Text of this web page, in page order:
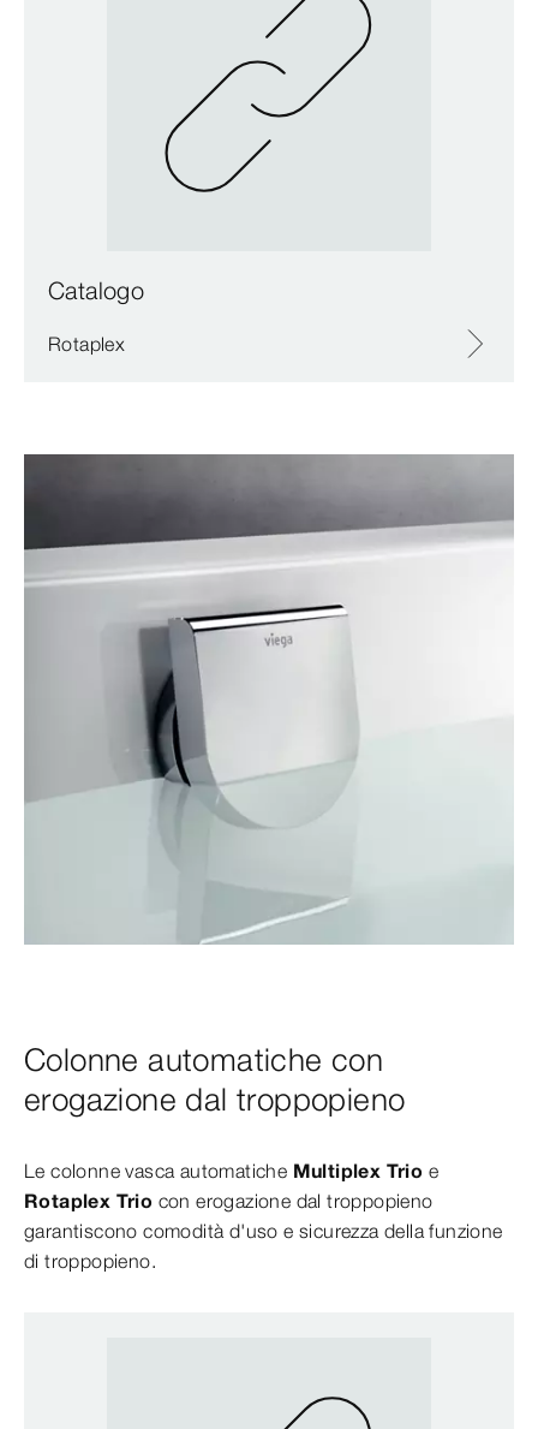
Catalogo
Rotaplex
Colonne automatiche con
erogazione dal troppopieno
Le colonne vasca automatiche Multiplex Trio e
Rotaplex Trio con erogazione dal troppopieno
garantiscono comodità d'uso e sicurezza della funzione
di troppopieno.